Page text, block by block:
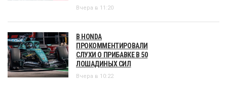
Вчера в 11:20
В HONDA
ПРОКОММЕНТИРОВАЛИ
СЛУХИ О ПРИБАВКЕ В 50
ЛОШАДИНЫХ СИЛ
Вчера в 10:22